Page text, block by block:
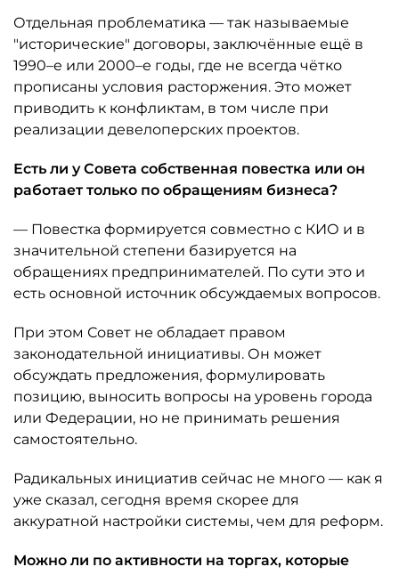
Отдельная проблематика — так называемые
"исторические" договоры, заключённые ещё в
1990–е или 2000–е годы, где не всегда чётко
прописаны условия расторжения. Это может
приводить к конфликтам, в том числе при
реализации девелоперских проектов.
Есть ли у Совета собственная повестка или он
работает только по обращениям бизнеса?
— Повестка формируется совместно с КИО и в
значительной степени базируется на
обращениях предпринимателей. По сути это и
есть основной источник обсуждаемых вопросов.
При этом Совет не обладает правом
законодательной инициативы. Он может
обсуждать предложения, формулировать
позицию, выносить вопросы на уровень города
или Федерации, но не принимать решения
самостоятельно.
Радикальных инициатив сейчас не много — как я
уже сказал, сегодня время скорее для
аккуратной настройки системы, чем для реформ.
Можно ли по активности на торгах, которые